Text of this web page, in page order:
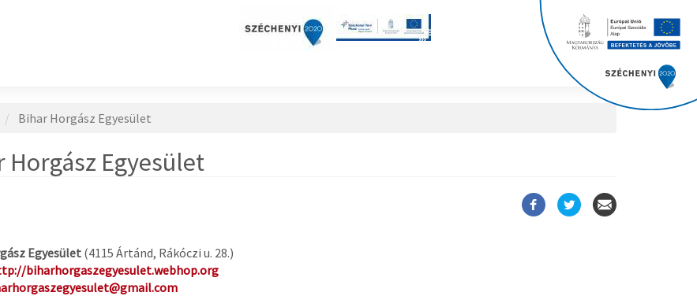
Bihar Horgász Egyesület
Horgász Egyesület
Egyesület(4115 Ártánd, Rákóczi u. 28.)
biharhorgaszegyesulet.webhop.org